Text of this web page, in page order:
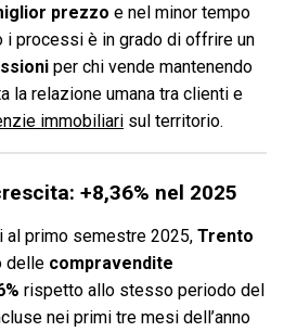
prezzo e nel minor tempo
processi è in grado di offrire un
per chi vende mantenendo
la relazione umana tra clienti e
immobiliari sul territorio.
+8,36% nel 2025
al primo semestre 2025, Trento
delle compravendite
rispetto allo stesso periodo del
nei primi tre mesi dell’anno